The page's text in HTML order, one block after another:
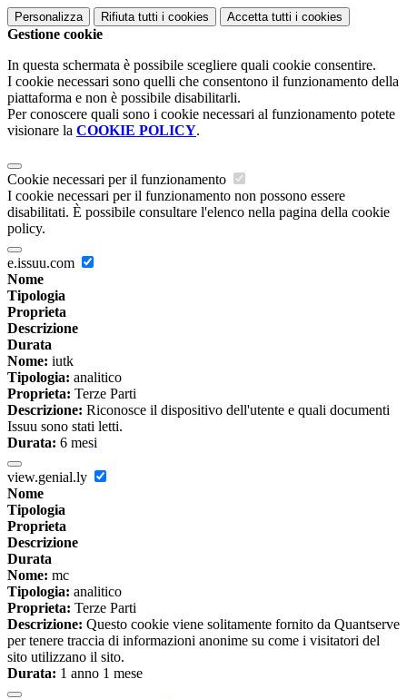
Personalizza Rifiuta tutti i cookies Accetta tutti i cookies
Gestione cookie
In questa schermata è possibile scegliere quali cookie consentire.
I cookie necessari sono quelli che consentono il funzionamento della
piattaforma e non è possibile disabilitarli.
Per conoscere quali sono i cookie necessari al funzionamento potete
visionare la COOKIE POLICY.
Cookie necessari per il funzionamento
I cookie necessari per il funzionamento non possono essere
disabilitati. È possibile consultare l'elenco nella pagina della cookie
policy.
e.issuu.com
Nome
Tipologia
Proprieta
Descrizione
Durata
Nome: iutk
Tipologia: analitico
Proprieta: Terze Parti
Descrizione: Riconosce il dispositivo dell'utente e quali documenti
Issuu sono stati letti.
Durata: 6 mesi
view.genial.ly
Nome
Tipologia
Proprieta
Descrizione
Durata
Nome: mc
Tipologia: analitico
Proprieta: Terze Parti
Descrizione: Questo cookie viene solitamente fornito da Quantserve
per tenere traccia di informazioni anonime su come i visitatori del
sito utilizzano il sito.
Durata: 1 anno 1 mese